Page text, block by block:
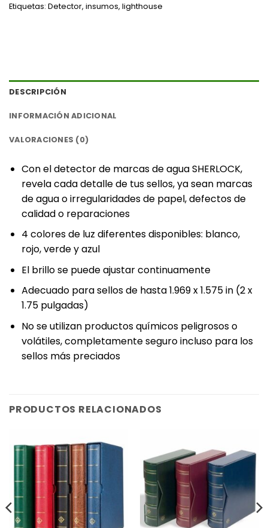
Etiquetas: Detector, insumos, lighthouse
DESCRIPCIÓN
INFORMACIÓN ADICIONAL
VALORACIONES (0)
Con el detector de marcas de agua SHERLOCK,
revela cada detalle de tus sellos, ya sean marcas
de agua o irregularidades de papel, defectos de
calidad o reparaciones
4 colores de luz diferentes disponibles: blanco,
rojo, verde y azul
El brillo se puede ajustar continuamente
Adecuado para sellos de hasta 1.969 x 1.575 in (2 x
1.75 pulgadas)
No se utilizan productos químicos peligrosos o
volátiles, completamente seguro incluso para los
sellos más preciados
PRODUCTOS RELACIONADOS